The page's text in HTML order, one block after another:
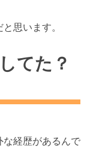
思います。
てた？
な経歴があるんで